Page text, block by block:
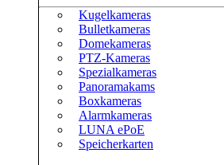
Kugelkameras
Bulletkameras
Domekameras
PTZ-Kameras
Spezialkameras
Panoramakams
Boxkameras
Alarmkameras
LUNA ePoE
Speicherkarten